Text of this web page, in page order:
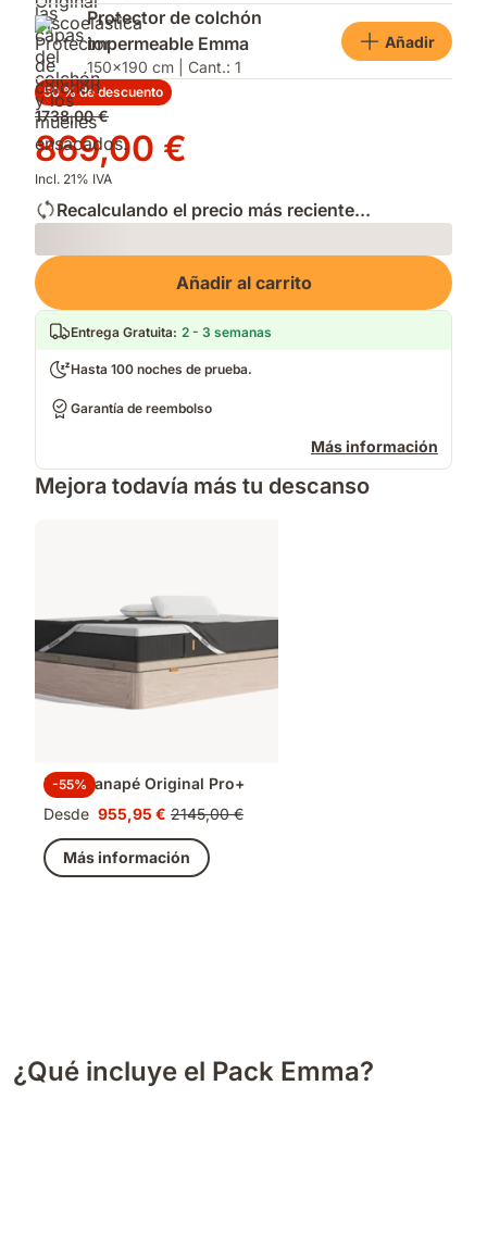
Protector de colchón
impermeable Emma
150x190 cm | Cant.: 1
Añadir
50 % de descuento
Precio
original
1738,00 €
1738,00 €
Precio
869,00 €
869,00 €
Incl. 21% IVA
Recalculando el precio más reciente...
Loading
Añadir al carrito
Entrega Gratuita: 2 - 3 semanas
Hasta 100 noches de prueba.
Garantía de reembolso
Más información
Mejora todavía más tu descanso
-55%
Pack Canapé Original Pro+
Desde Precio
955,95 €
955,95 € Precio
original
2145,00 €
2145,00 €
Más información
¿Qué incluye el Pack Emma?